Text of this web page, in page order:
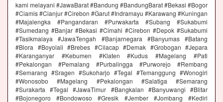
kami melayani #JawaBarat #Bandung #BandungBarat #Bekasi #Bogor
#Ciamis #Cianjur #Cirebon #Garut #Indramayu #Karawang #Kuningan
#Majalengka #Pangandaran #Purwakarta #Subang #Sukabumi
#Sumedang #Banjar #Bekasi #Cimahi #Cirebon #Depok #Sukabumi
#Tasikmalaya #JawaTengah #Banjarnegara #Banyumas #Batang
#Blora #Boyolali #Brebes #Cilacap #Demak #Grobogan #Jepara
#Karanganyar #Kebumen #Klaten #Kudus #Magelang #Pati
#Pekalongan #Pemalang #Purbalingga #Purworejo #Rembang
#Semarang #Sragen #Sukoharjo #Tegal #Temanggung #Wonogiri
#Wonosobo #Magelang #Pekalongan #Salatiga #Semarang
#Surakarta #Tegal #JawaTimur #Bangkalan #Banyuwangi #Blitar
#Bojonegoro #Bondowoso #Gresik #Jember #Jombang #Kediri